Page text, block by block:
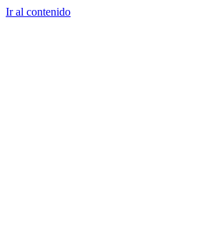
Ir al contenido